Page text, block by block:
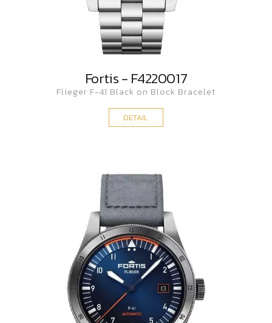
Fortis - F4220017
Flieger F-41 Black on Block Bracelet
DETAIL